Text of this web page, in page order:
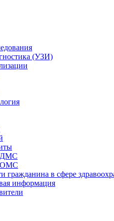
(УЗИ)
ДМС
ОМС
гражданина в сфере
информация